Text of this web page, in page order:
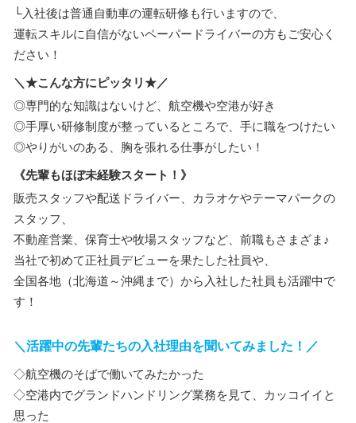
└入社後は普通自動車の運転研修も行いますので、
運転スキルに自信がないペーパードライバーの方もご安心く
ださい！
＼★こんな方にピッタリ★／
◎専門的な知識はないけど、航空機や空港が好き
◎手厚い研修制度が整っているところで、手に職をつけたい
◎やりがいのある、胸を張れる仕事がしたい！
《先輩もほぼ未経験スタート！》
販売スタッフや配送ドライバー、カラオケやテーマパークの
スタッフ、
不動産営業、保育士や牧場スタッフなど、前職もさまざま♪
当社で初めて正社員デビューを果たした社員や、
全国各地（北海道～沖縄まで）から入社した社員も活躍中で
す！
＼活躍中の先輩たちの入社理由を聞いてみました！／
◇航空機のそばで働いてみたかった
◇空港内でグランドハンドリング業務を見て、カッコイイと
思った